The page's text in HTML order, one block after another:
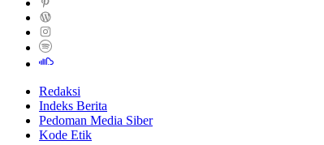
Redaksi
Indeks Berita
Pedoman Media Siber
Kode Etik